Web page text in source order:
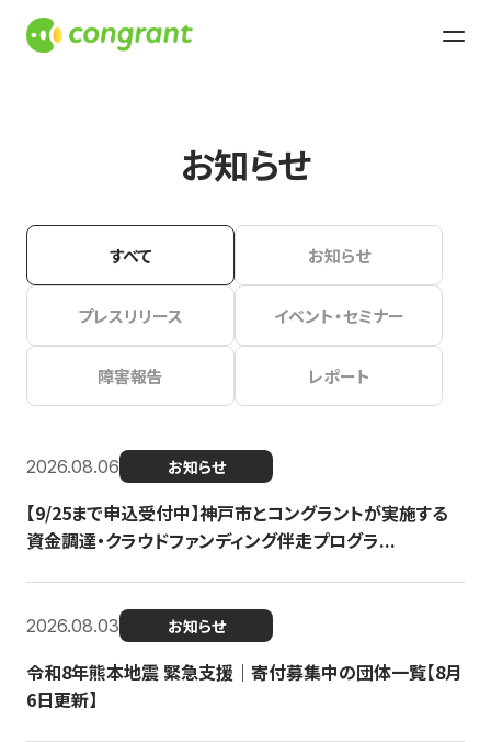
お知らせ
すべて お知らせ
プレスリリース イベント・セミナー
障害報告 レポート
2026.08.06 お知らせ
【9/25まで申込受付中】神戸市とコングラントが実施する
資金調達・クラウドファンディング伴走プログラ...
2026.08.03 お知らせ
令和8年熊本地震 緊急支援｜寄付募集中の団体一覧【8月
6日更新】